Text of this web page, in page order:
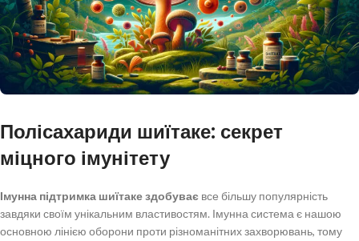
Полісахариди шиїтаке: секрет
міцного імунітету
Імунна підтримка шиїтаке здобуває все більшу популярність
завдяки своїм унікальним властивостям. Імунна система є нашою
основною лінією оборони проти різноманітних захворювань, тому